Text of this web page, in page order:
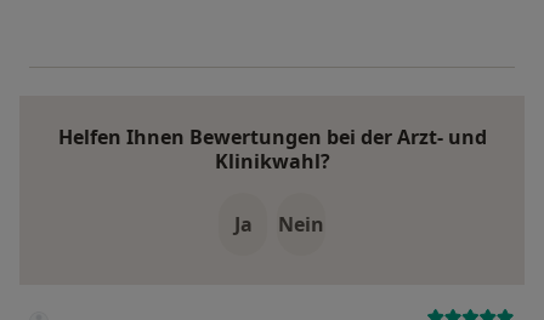
Helfen Ihnen Bewertungen bei der Arzt- und
Klinikwahl?
Ja Nein